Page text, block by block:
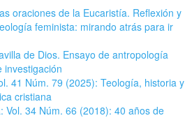
oraciones de la Eucaristía. Reflexión y
feminista: mirando atrás para ir
de Dios. Ensayo de antropología
investigación
41 Núm. 79 (2025): Teología, historia y
cristiana
Vol. 34 Núm. 66 (2018): 40 años de